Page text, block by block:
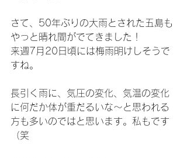
さて、50年ぶりの大雨とされた五島も
やっと晴れ間がでてきました！
来週7月20日頃には梅雨明けしそうで
すね。
長引く雨に、気圧の変化、気温の変化
に何だか体が重だるいな～と思われる
方も多いのではと思います。私もです
（笑